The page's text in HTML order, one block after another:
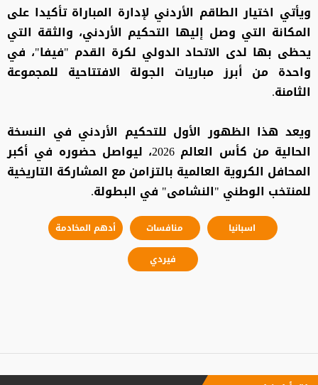
ويأتي اختيار الطاقم الأردني لإدارة المباراة تأكيدا على
المكانة التي وصل إليها التحكيم الأردني، والثقة التي
يحظى بها لدى الاتحاد الدولي لكرة القدم "فيفا"، في
واحدة من أبرز مباريات الجولة الافتتاحية للمجموعة
الثامنة.
ويعد هذا الظهور الأول للتحكيم الأردني في النسخة
الحالية من كأس العالم 2026، ليواصل حضوره في أكبر
المحافل الكروية العالمية بالتزامن مع المشاركة التاريخية
للمنتخب الوطني "النشامى" في البطولة.
اسبانيا منافسات
أدهم المخادمة
فيردي